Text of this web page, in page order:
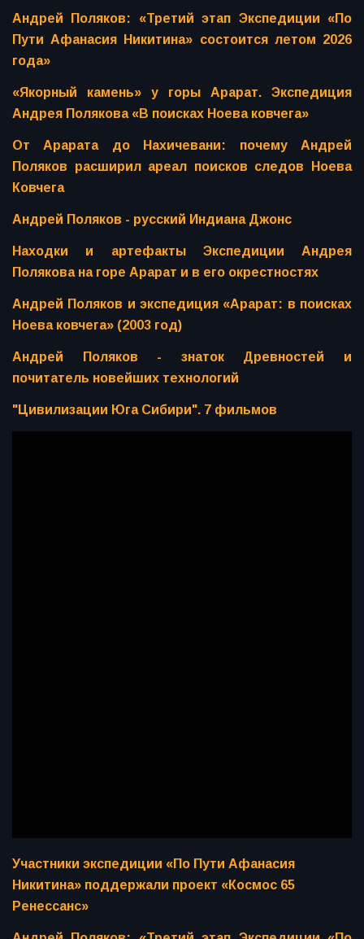
Андрей Поляков: «Третий этап Экспедиции «По
Пути Афанасия Никитина» состоится летом 2026
года»
«Якорный камень» у горы Арарат. Экспедиция
Андрея Полякова «В поисках Ноева ковчега»
От Арарата до Нахичевани: почему Андрей
Поляков расширил ареал поисков следов Ноева
Ковчега
Андрей Поляков - русский Индиана Джонс
Находки и артефакты Экспедиции Андрея
Полякова на горе Арарат и в его окрестностях
Андрей Поляков и экспедиция «Арарат: в поисках
Ноева ковчега» (2003 год)
Андрей Поляков - знаток Древностей и
почитатель новейших технологий
"Цивилизации Юга Сибири". 7 фильмов
Участники экспедиции «По Пути Афанасия
Никитина» поддержали проект «Космос 65
Ренессанс»